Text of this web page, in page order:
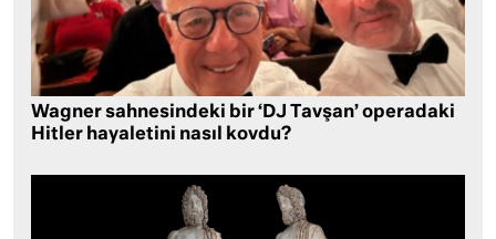
Wagner sahnesindeki bir ‘DJ Tavşan’ operadaki
Hitler hayaletini nasıl kovdu?